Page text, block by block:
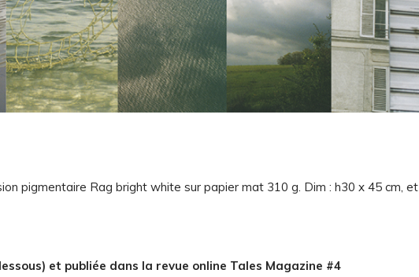
pigmentaire Rag bright white sur papier mat 310 g. Dim : h30 x 45 cm, et
et publiée dans la revue online Tales Magazine #4